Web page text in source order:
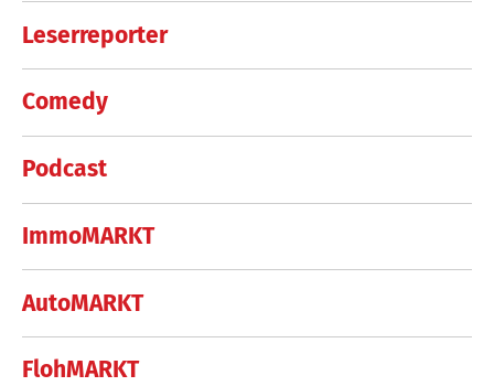
Leserreporter
Comedy
Podcast
ImmoMARKT
AutoMARKT
FlohMARKT